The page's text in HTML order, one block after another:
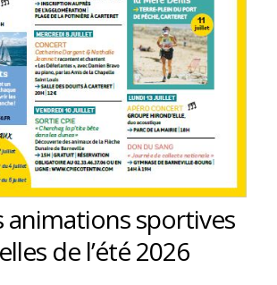
animations sportives
de l’été 2026